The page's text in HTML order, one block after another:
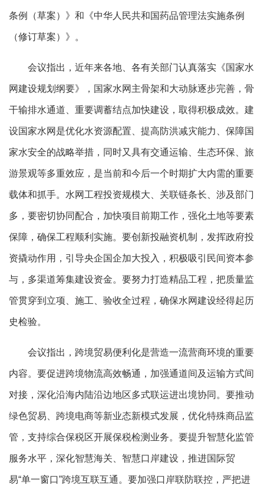
条例（草案）》和《中华人民共和国药品管理法实施条例
（修订草案）》。
会议指出，近年来各地、各有关部门认真落实《国家水
网建设规划纲要》，国家水网主骨架和大动脉逐步完善，骨
干输排水通道、重要调蓄结点加快建设，取得积极成效。建
设国家水网是优化水资源配置、提高防洪减灾能力、保障国
家水安全的战略举措，同时又具有交通运输、生态环保、旅
游景观等多重效应，是当前和今后一个时期扩大内需的重要
载体和抓手。水网工程投资规模大、关联链条长、涉及部门
多，要密切协同配合，加快项目前期工作，强化土地等要素
保障，确保工程顺利实施。要创新投融资机制，发挥政府投
资撬动作用，引导央企国企加大投入，积极吸引民间资本参
与，多渠道筹集建设资金。要努力打造精品工程，把质量监
管贯穿到立项、施工、验收全过程，确保水网建设经得起历
史检验。
会议指出，跨境贸易便利化是营造一流营商环境的重要
内容。要促进跨境物流高效畅通，加强通道间及运输方式间
对接，深化沿海内陆沿边地区多式联运进出境协同。要推动
绿色贸易、跨境电商等新业态新模式发展，优化特殊商品监
管，支持综合保税区开展保税检测业务。要提升智慧化监管
服务水平，深化智慧海关、智慧口岸建设，推进国际贸
易“单一窗口”跨境互联互通。要加强口岸联防联控，严把进